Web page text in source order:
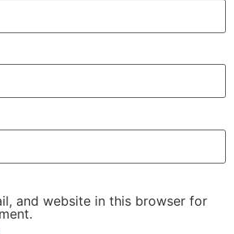
and website in this browser for